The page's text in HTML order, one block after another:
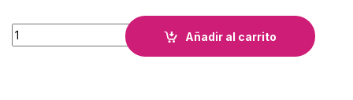
Escritorio Infantil El Payaso Plim Plim cantidad
Añadir al carrito